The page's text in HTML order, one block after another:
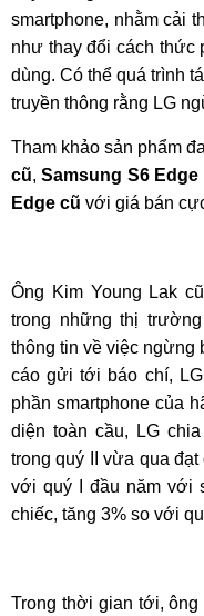
smartphone, nhằm cải
như thay đổi cách thức
dùng. Có thể quá trình
truyền thông rằng LG
Tham khảo sản phẩm
cũ,Samsung S6 Edge
Edge cũ với giá bán
Ông Kim Young Lak
trong những thị
thông tin về việc ngừng
cáo gửi tới báo chí,
phần smartphone của
diện toàn cầu, LG
trong quý II vừa qua
với quý I đầu năm với
chiếc, tăng 3% so với
Trong thời gian tới, ông